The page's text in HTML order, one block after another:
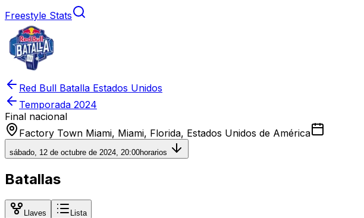
Freestyle Stats
Red Bull Batalla Estados Unidos
Temporada 2024
Final nacional
Factory Town Miami, Miami, Florida, Estados Unidos de América
sábado, 12 de octubre de 2024, 20:00horarios
Batallas
Llaves Lista